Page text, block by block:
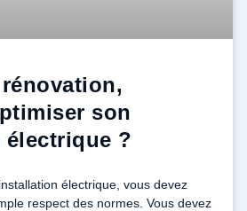
son
?
électrique, vous devez
respect des normes. Vous devez